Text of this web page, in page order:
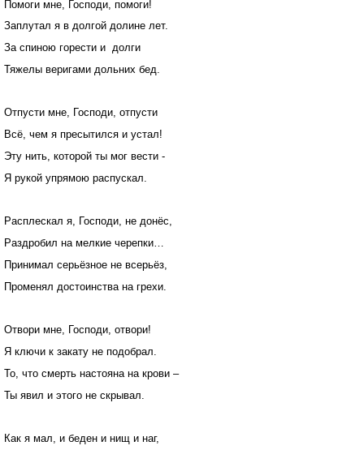
Помоги мне, Господи, помоги!
Заплутал я в долгой долине лет.
За спиною горести и долги
Тяжелы веригами дольних бед.
Отпусти мне, Господи, отпусти
Всё, чем я пресытился и устал!
Эту нить, которой ты мог вести -
Я рукой упрямою распускал.
Расплескал я, Господи, не донёс,
Раздробил на мелкие черепки…
Принимал серьёзное не всерьёз,
Променял достоинства на грехи.
Отвори мне, Господи, отвори!
Я ключи к закату не подобрал.
То, что смерть настояна на крови –
Ты явил и этого не скрывал.
Как я мал, и беден и нищ и наг,